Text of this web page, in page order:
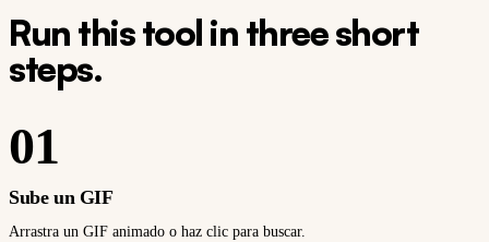
Run this tool in three short
steps.
01
Sube un GIF
Arrastra un GIF animado o haz clic para buscar.